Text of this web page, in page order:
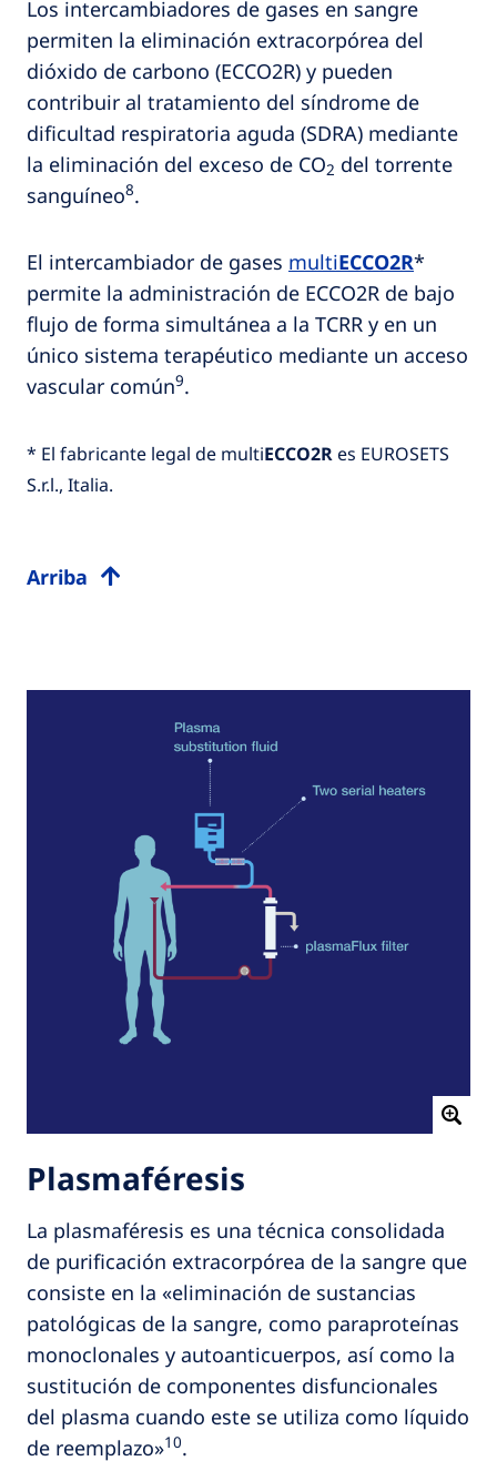
Los intercambiadores de gases en sangre
permiten la eliminación extracorpórea del
dióxido de carbono (ECCO2R) y pueden
contribuir al tratamiento del síndrome de
dificultad respiratoria aguda (SDRA) mediante
la eliminación del exceso de CO2 del torrente
sanguíneo8.
El intercambiador de gases multiECCO2R*
permite la administración de ECCO2R de bajo
flujo de forma simultánea a la TCRR y en un
único sistema terapéutico mediante un acceso
vascular común9.
* El fabricante legal de multiECCO2Res EUROSETS
S.r.l., Italia.
Arriba
Plasmaféresis
La plasmaféresis es una técnica consolidada
de purificación extracorpórea de la sangre que
consiste en la «eliminación de sustancias
patológicas de la sangre, como paraproteínas
monoclonales y autoanticuerpos, así como la
sustitución de componentes disfuncionales
del plasma cuando este se utiliza como líquido
de reemplazo»10.